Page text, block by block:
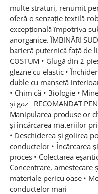
multe straturi, renumit
oferă o senzație textilă
excepțională împotriva
anorganice. ÎMBINĂRI
barieră puternică față de
COSTUM • Glugă din 2
glezne cu elastic •
duble cu manșetă
• Chimică • Biologie •
și gaz RECOMANDAT
Manipularea produselor
și încărcarea materiilor
• Deschiderea și golirea
conductelor • Încărcarea
proces • Colectarea
Concentrare, amestecare
materiale periculoase •
conductelor mari